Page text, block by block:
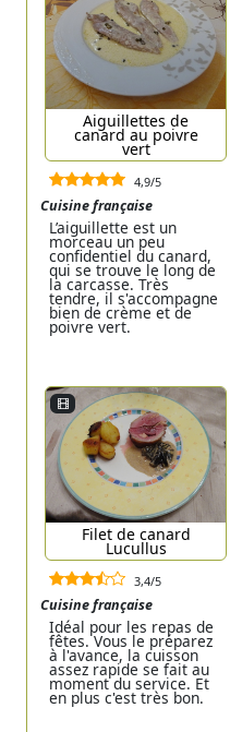
Aiguillettes de
canard au poivre
vert
4,9/5
Cuisine française
L’aiguillette est un
morceau un peu
confidentiel du canard,
qui se trouve le long de
la carcasse. Très
tendre, il s'accompagne
bien de crème et de
poivre vert.
Filet de canard
Lucullus
3,4/5
Cuisine française
Idéal pour les repas de
fêtes. Vous le préparez
à l'avance, la cuisson
assez rapide se fait au
moment du service. Et
en plus c'est très bon.